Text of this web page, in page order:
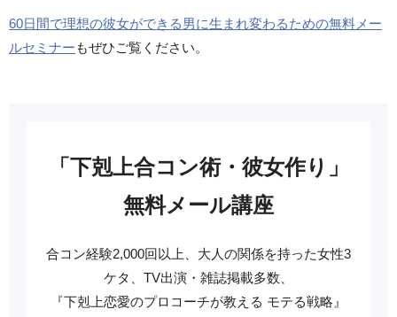
60日間で理想の彼女ができる男に生まれ変わるための無料メー
ルセミナー もぜひご覧ください。
「下剋上合コン術・彼女作り」
無料メール講座
合コン経験2,000回以上、大人の関係を持った女性3
ケタ、TV出演・雑誌掲載多数、
『下剋上恋愛のプロコーチが教える モテる戦略』